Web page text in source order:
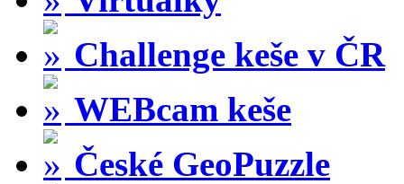
Challenge keše v ČR
WEBcam keše
České GeoPuzzle